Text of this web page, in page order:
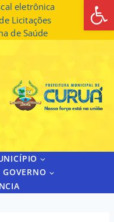
eletrônica
Licitações
de Saúde
GOVERNO